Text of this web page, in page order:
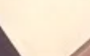
し」を中心に。 「ぽろぽ